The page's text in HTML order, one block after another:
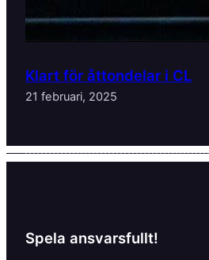
Klart för åttondelar i CL
21 februari, 2025
Spela ansvarsfullt!